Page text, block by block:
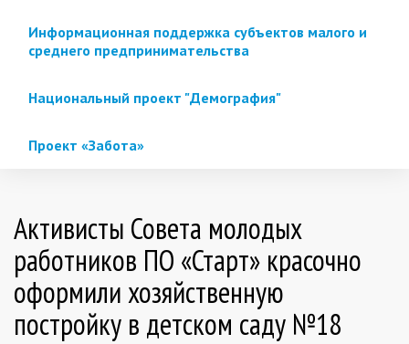
Информационная поддержка субъектов малого и
среднего предпринимательства
Национальный проект "Демография"
Проект «Забота»
Активисты Совета молодых
работников ПО «Старт» красочно
оформили хозяйственную
постройку в детском саду №18